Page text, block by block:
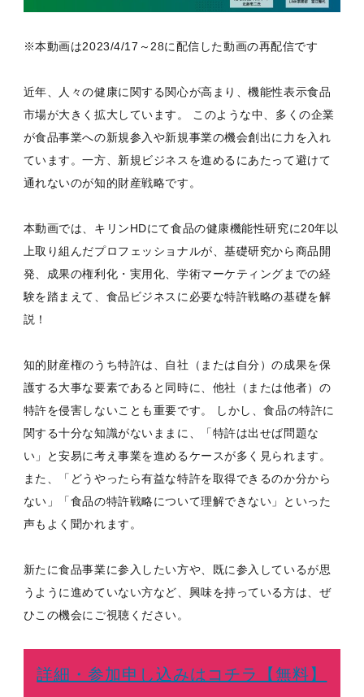
※本動画は2023/4/17～28に配信した動画の再配信です
近年、人々の健康に関する関心が高まり、機能性表示食品
市場が大きく拡大しています。 このような中、多くの企業
が食品事業への新規参入や新規事業の機会創出に力を入れ
ています。一方、新規ビジネスを進めるにあたって避けて
通れないのが知的財産戦略です。
本動画では、キリンHDにて食品の健康機能性研究に20年以
上取り組んだプロフェッショナルが、基礎研究から商品開
発、成果の権利化・実用化、学術マーケティングまでの経
験を踏まえて、食品ビジネスに必要な特許戦略の基礎を解
説！
知的財産権のうち特許は、自社（または自分）の成果を保
護する大事な要素であると同時に、他社（または他者）の
特許を侵害しないことも重要です。 しかし、食品の特許に
関する十分な知識がないままに、「特許は出せば問題な
い」と安易に考え事業を進めるケースが多く見られます。
また、「どうやったら有益な特許を取得できるのか分から
ない」「食品の特許戦略について理解できない」といった
声もよく聞かれます。
新たに食品事業に参入したい方や、既に参入しているが思
うように進めていない方など、興味を持っている方は、ぜ
ひこの機会にご視聴ください。
詳細・参加申し込みはコチラ【無料】